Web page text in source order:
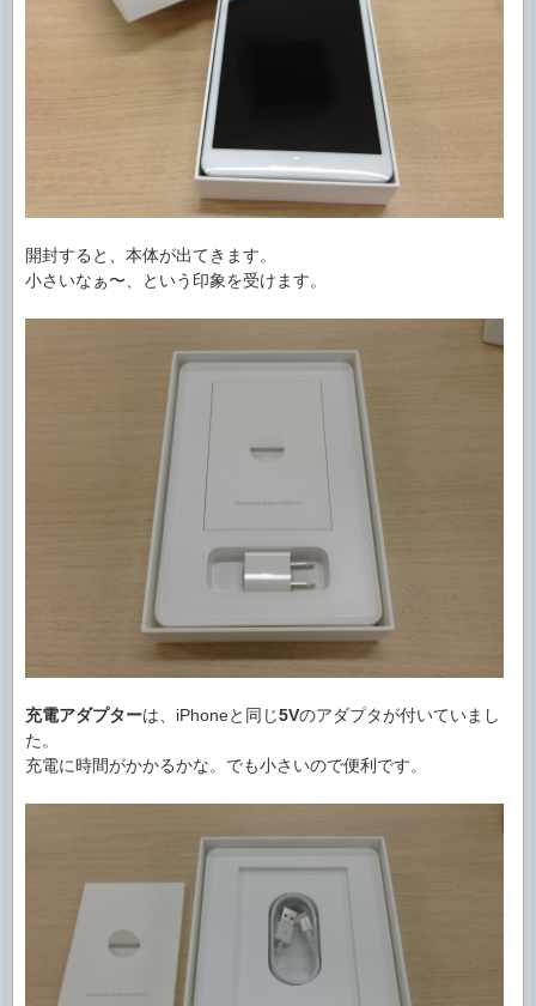
開封すると、本体が出てきます。
小さいなぁ〜、という印象を受けます。
充電アダプターは、iPhoneと同じ5Vのアダプタが付いていまし
た。
充電に時間がかかるかな。でも小さいので便利です。